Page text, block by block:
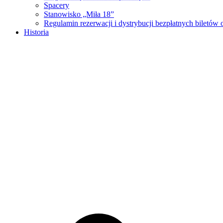
Spacery
Stanowisko „Miła 18”
Regulamin rezerwacji i dystrybucji bezpłatnych
Historia